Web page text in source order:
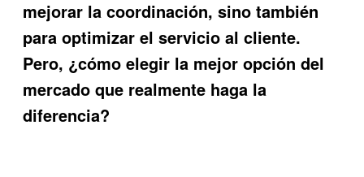
mejorar la coordinación, sino también
para optimizar el servicio al cliente.
Pero, ¿cómo elegir la mejor opción del
mercado que realmente haga la
diferencia?